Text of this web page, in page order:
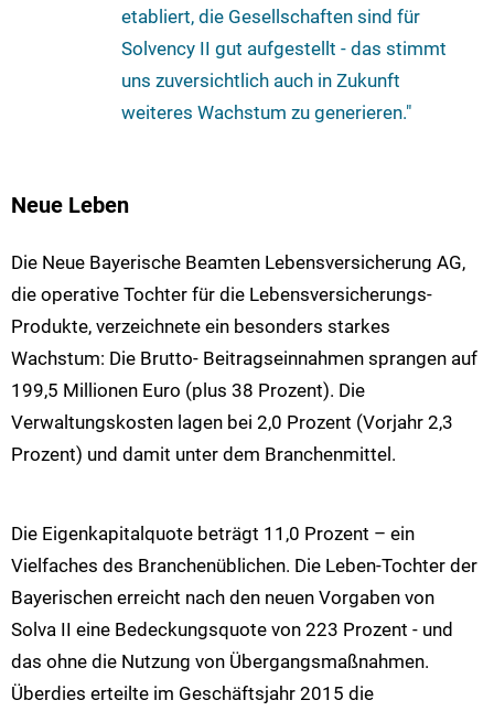
etabliert, die Gesellschaften sind für
Solvency II gut aufgestellt - das stimmt
uns zuversichtlich auch in Zukunft
weiteres Wachstum zu generieren."
Neue Leben
Die Neue Bayerische Beamten Lebensversicherung AG,
die operative Tochter für die Lebensversicherungs-
Produkte, verzeichnete ein besonders starkes
Wachstum: Die Brutto- Beitragseinnahmen sprangen auf
199,5 Millionen Euro (plus 38 Prozent). Die
Verwaltungskosten lagen bei 2,0 Prozent (Vorjahr 2,3
Prozent) und damit unter dem Branchenmittel.
Die Eigenkapitalquote beträgt 11,0 Prozent – ein
Vielfaches des Branchenüblichen. Die Leben-Tochter der
Bayerischen erreicht nach den neuen Vorgaben von
Solva II eine Bedeckungsquote von 223 Prozent - und
das ohne die Nutzung von Übergangsmaßnahmen.
Überdies erteilte im Geschäftsjahr 2015 die